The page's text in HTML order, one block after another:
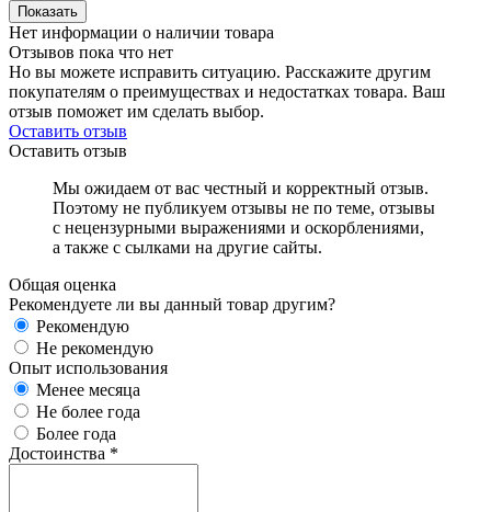
Показать
Нет информации о наличии товара
Отзывов пока что нет
Но вы можете исправить ситуацию. Расскажите другим
покупателям о преимуществах и недостатках товара. Ваш
отзыв поможет им сделать выбор.
Оставить отзыв
Оставить отзыв
Мы ожидаем от вас честный и корректный отзыв.
Поэтому не публикуем отзывы не по теме, отзывы
с нецензурными выражениями и оскорблениями,
а также с сылками на другие сайты.
Общая оценка
Рекомендуете ли вы данный товар другим?
Рекомендую
Не рекомендую
Опыт использования
Менее месяца
Не более года
Более года
Достоинства *